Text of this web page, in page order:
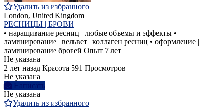
Удалить из избранного
London, United Kingdom
РЕСНИЦЫ | БРОВИ
• наращивание ресниц | любые объемы и эффекты •
ламинирование | вельвет | коллаген ресниц • оформление |
ламинирование бровей Опыт 7 лет
Не указана
2 лет назад Красота 591 Просмотров
Не указана
Написать
Не указана
Удалить из избранного